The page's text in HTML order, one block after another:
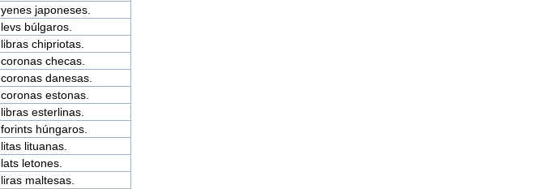
yenes japoneses.
levs búlgaros.
libras chipriotas.
coronas checas.
coronas danesas.
coronas estonas.
libras esterlinas.
forints húngaros.
litas lituanas.
lats letones.
liras maltesas.